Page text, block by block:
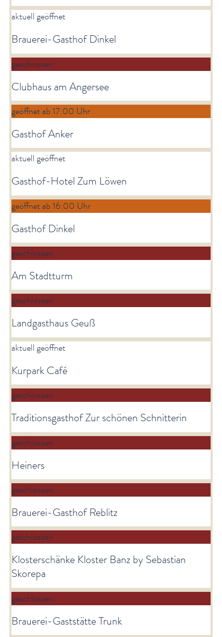
aktuell geöffnet
Brauerei-Gasthof Dinkel
geschlossen
Clubhaus am Angersee
geöffnet ab 17:00 Uhr
Gasthof Anker
aktuell geöffnet
Gasthof-Hotel Zum Löwen
geöffnet ab 16:00 Uhr
Gasthof Dinkel
geschlossen
Am Stadtturm
geschlossen
Landgasthaus Geuß
aktuell geöffnet
Kurpark Café
geschlossen
Traditionsgasthof Zur schönen Schnitterin
geschlossen
Heiners
geschlossen
Brauerei-Gasthof Reblitz
geschlossen
Klosterschänke Kloster Banz by Sebastian
Skorepa
geschlossen
Brauerei-Gaststätte Trunk